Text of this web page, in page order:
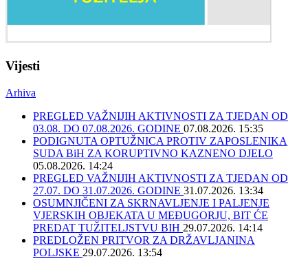
Vijesti
Arhiva
PREGLED VAŽNIJIH AKTIVNOSTI ZA TJEDAN OD
03.08. DO 07.08.2026. GODINE 07.08.2026. 15:35
PODIGNUTA OPTUŽNICA PROTIV ZAPOSLENIKA
SUDA BiH ZA KORUPTIVNO KAZNENO DJELO
05.08.2026. 14:24
PREGLED VAŽNIJIH AKTIVNOSTI ZA TJEDAN OD
27.07. DO 31.07.2026. GODINE 31.07.2026. 13:34
OSUMNJIČENI ZA SKRNAVLJENJE I PALJENJE
VJERSKIH OBJEKATA U MEĐUGORJU, BIT ĆE
PREDAT TUŽITELJSTVU BIH 29.07.2026. 14:14
PREDLOŽEN PRITVOR ZA DRŽAVLJANINA
POLJSKE 29.07.2026. 13:54